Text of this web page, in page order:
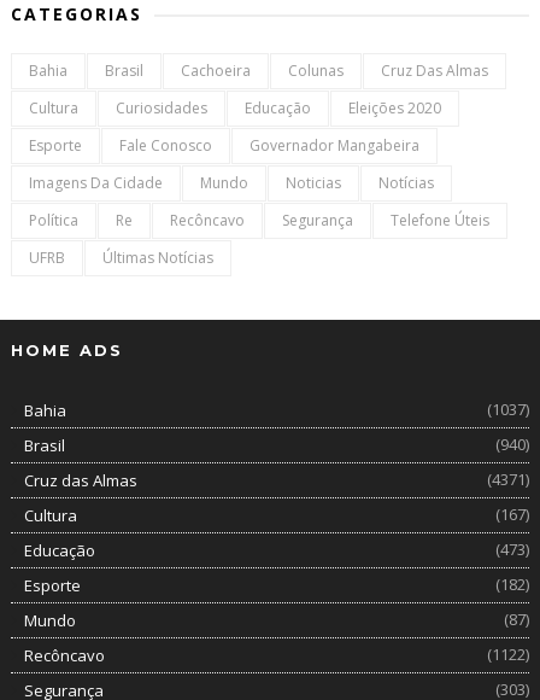
CATEGORIAS
Bahia Brasil Cachoeira Colunas
Cruz Das Almas
Cultura
Curiosidades Educação
Eleições 2020
Esporte
Fale Conosco
Governador Mangabeira
Imagens Da Cidade
Mundo Noticias
Notícias
Política
Re Recôncavo Segurança
Telefone Úteis
UFRB
Últimas Notícias
HOME ADS
Bahia
(1037)
Brasil
(940)
Cruz das Almas
(4371)
Cultura
(167)
Educação
(473)
Esporte
(182)
Mundo
(87)
Recôncavo
(1122)
Segurança
(303)